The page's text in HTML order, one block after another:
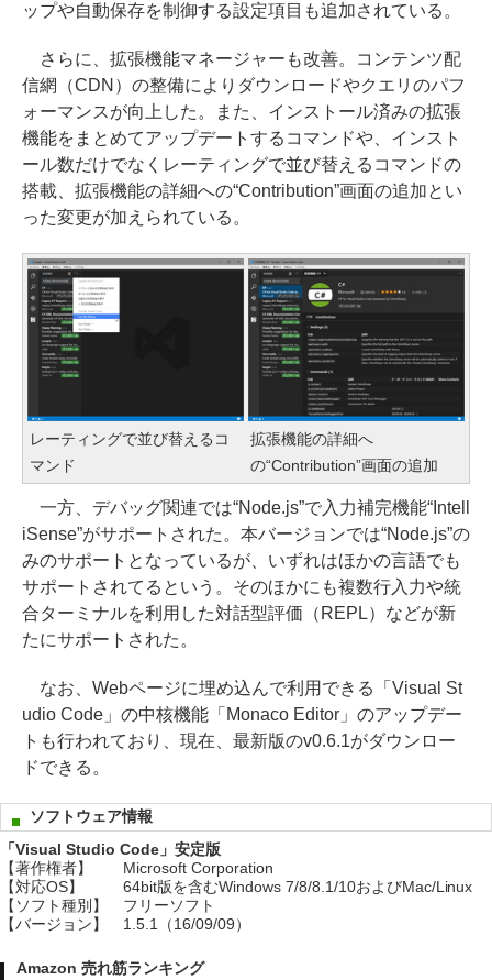
ップや自動保存を制御する設定項目も追加されている。
さらに、拡張機能マネージャーも改善。コンテンツ配
信網（CDN）の整備によりダウンロードやクエリのパフ
ォーマンスが向上した。また、インストール済みの拡張
機能をまとめてアップデートするコマンドや、インスト
ール数だけでなくレーティングで並び替えるコマンドの
搭載、拡張機能の詳細への“Contribution”画面の追加とい
った変更が加えられている。
レーティングで並び替えるコ
マンド
拡張機能の詳細へ
の“Contribution”画面の追加
一方、デバッグ関連では“Node.js”で入力補完機能“Intell
iSense”がサポートされた。本バージョンでは“Node.js”の
みのサポートとなっているが、いずれはほかの言語でも
サポートされてるという。そのほかにも複数行入力や統
合ターミナルを利用した対話型評価（REPL）などが新
たにサポートされた。
なお、Webページに埋め込んで利用できる「Visual St
udio Code」の中核機能「Monaco Editor」のアップデー
トも行われており、現在、最新版のv0.6.1がダウンロー
ドできる。
ソフトウェア情報
「Visual Studio Code」安定版
【著作権者】
Microsoft Corporation
【対応OS】
64bit版を含むWindows 7/8/8.1/10およびMac/Linux
【ソフト種別】
フリーソフト
【バージョン】
1.5.1（16/09/09）
Amazon 売れ筋ランキング